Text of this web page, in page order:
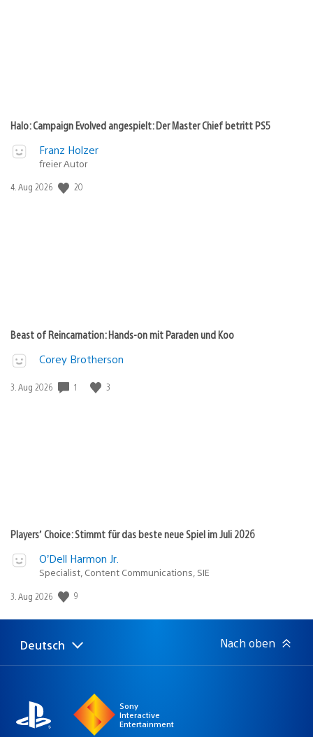
Halo: Campaign Evolved angespielt: Der Master Chief betritt PS5
Franz Holzer
freier Autor
Veröffentlichungsdatum:
4. Aug 2026 20
Beast of Reincarnation: Hands-on mit Paraden und Koo
Corey Brotherson
Veröffentlichungsdatum:
3. Aug 2026 1 3
Players’ Choice: Stimmt für das beste neue Spiel im Juli 2026
O’Dell Harmon Jr.
Specialist, Content Communications, SIE
Veröffentlichungsdatum:
3. Aug 2026 9
Select
Aktuelle
Deutsch Nach oben
Sony
Interactive
Entertainment